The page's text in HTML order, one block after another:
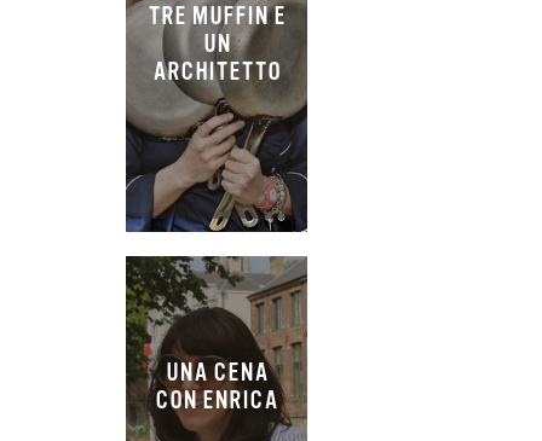
TRE MUFFIN E
UN
ARCHITETTO
UNA CENA
CON ENRICA